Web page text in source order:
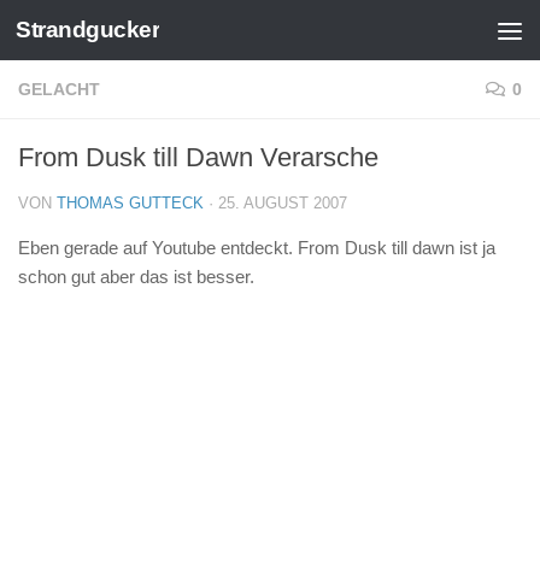
Zum Inhalt springen
Strandgucker
GELACHT 0
From Dusk till Dawn Verarsche
VON THOMAS GUTTECK · 25. AUGUST 2007
Eben gerade auf Youtube entdeckt. From Dusk till dawn ist ja
schon gut aber das ist besser.